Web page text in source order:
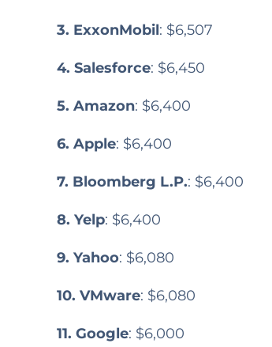
3. ExxonMobil: $6,507
4. Salesforce: $6,450
5. Amazon: $6,400
6. Apple: $6,400
7. Bloomberg L.P.: $6,400
8. Yelp: $6,400
9. Yahoo: $6,080
10. VMware: $6,080
11. Google: $6,000